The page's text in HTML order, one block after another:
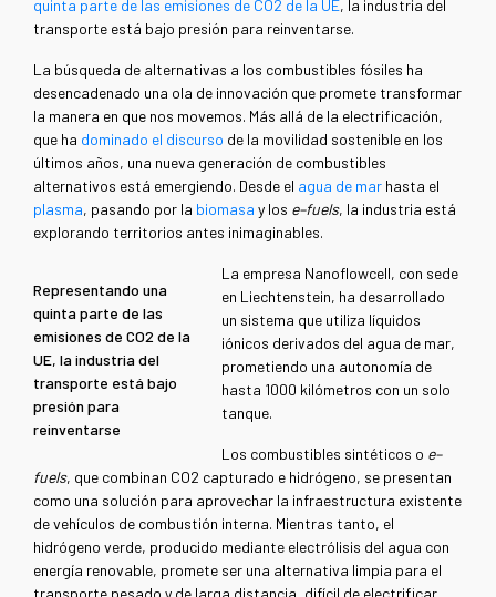
quinta parte de las emisiones de CO2 de la UE, la industria del
transporte está bajo presión para reinventarse.
La búsqueda de alternativas a los combustibles fósiles ha
desencadenado una ola de innovación que promete transformar
la manera en que nos movemos. Más allá de la electrificación,
que ha dominado el discurso de la movilidad sostenible en los
últimos años, una nueva generación de combustibles
alternativos está emergiendo. Desde el agua de mar hasta el
plasma, pasando por la biomasa y los e–fuels, la industria está
explorando territorios antes inimaginables.
Representando una
quinta parte de las
emisiones de CO2 de la
UE, la industria del
transporte está bajo
presión para
reinventarse
La empresa Nanoflowcell, con sede
en Liechtenstein, ha desarrollado
un sistema que utiliza líquidos
iónicos derivados del agua de mar,
prometiendo una autonomía de
hasta 1000 kilómetros con un solo
tanque.
Los combustibles sintéticos o e–
fuels, que combinan CO2 capturado e hidrógeno, se presentan
como una solución para aprovechar la infraestructura existente
de vehículos de combustión interna. Mientras tanto, el
hidrógeno verde, producido mediante electrólisis del agua con
energía renovable, promete ser una alternativa limpia para el